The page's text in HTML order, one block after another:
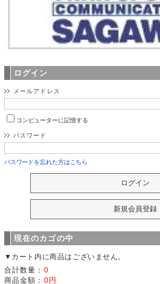
ログイン
メールアドレス
コンピューターに記憶する
パスワード
パスワードを忘れた方はこちら
現在のカゴの中
▼カート内に商品はございません。
合計数量： 0
商品金額： 0円